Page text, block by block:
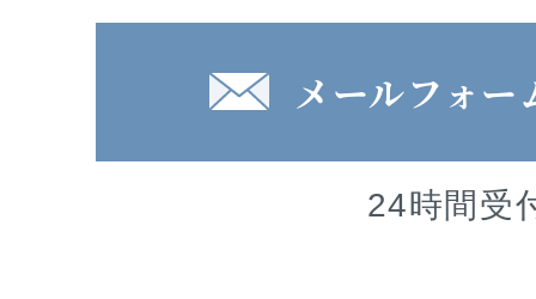
メールフォー
24時間受